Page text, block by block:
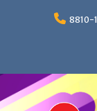
8810-